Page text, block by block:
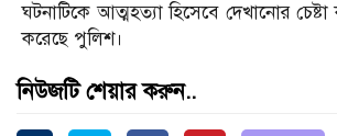
ঘটনাটিকে আত্মহত্যা হিসেবে দেখানোর
করেছে পুলিশ।
নিউজটি শেয়ার করুন..